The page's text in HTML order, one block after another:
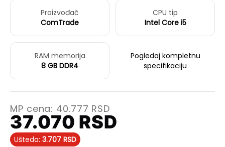
Proizvođač
ComTrade
CPU tip
Intel Core i5
RAM memorija
8 GB DDR4
Pogledaj kompletnu
specifikaciju
MP cena: 40.777 RSD
37.070 RSD
Ušteda: 3.707 RSD